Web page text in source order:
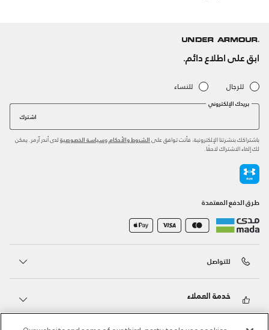
ابق على اطلاع دائم.
للرجال للنساء
بريدك الإلكتروني
اشترك
باشتراكك بنشرتنا الإلكترونية، فأنت توافق على الشروط والأحكام وسياسة الخصوصية لدى أندر آرمر. يمكن
لك إلغاء الاشتراك لاحقًا.
طرق الدفع المعتمدة
للتواصل
خدمة العملاء